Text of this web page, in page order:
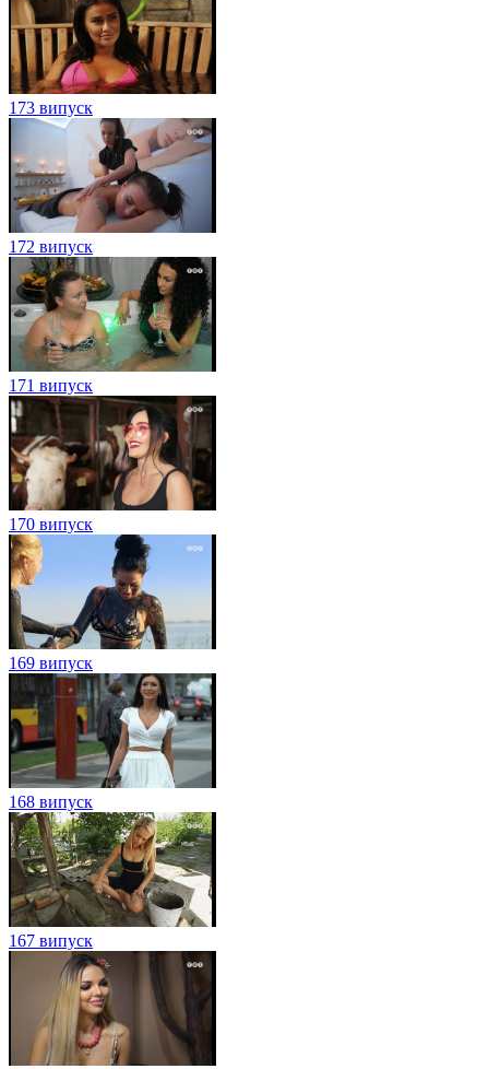
173 випуск
172 випуск
171 випуск
170 випуск
169 випуск
168 випуск
167 випуск